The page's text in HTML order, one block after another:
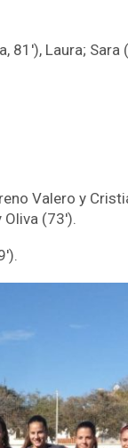
81′), Laura;
Valero y
(73′).